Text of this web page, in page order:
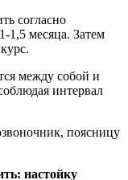
согласно
1,5 месяца. Затем
между собой и
интервал
поясницу
настойку